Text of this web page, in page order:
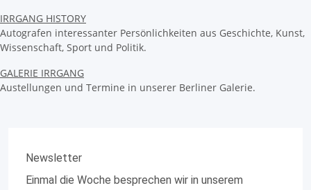
IRRGANG HISTORY
Autografen interessanter Persönlichkeiten aus Geschichte, Kunst,
Wissenschaft, Sport und Politik.
GALERIE IRRGANG
Austellungen und Termine in unserer Berliner Galerie.
Newsletter
Einmal die Woche besprechen wir in unserem